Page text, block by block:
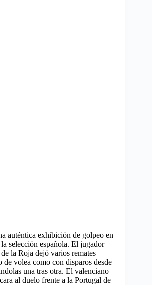
auténtica exhibición de golpeo en
selección española. El jugador
la Roja dejó varios remates
de volea como con disparos desde
una tras otra. El valenciano
al duelo frente a la Portugal de